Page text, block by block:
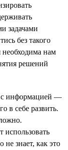
задачами
без такого
необходима нам
решений
с информацией —
в себе развить.
использовать
знает, как это